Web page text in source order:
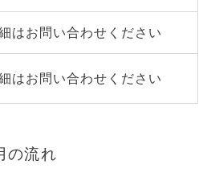
はお問い合わせください
はお問い合わせください
の流れ